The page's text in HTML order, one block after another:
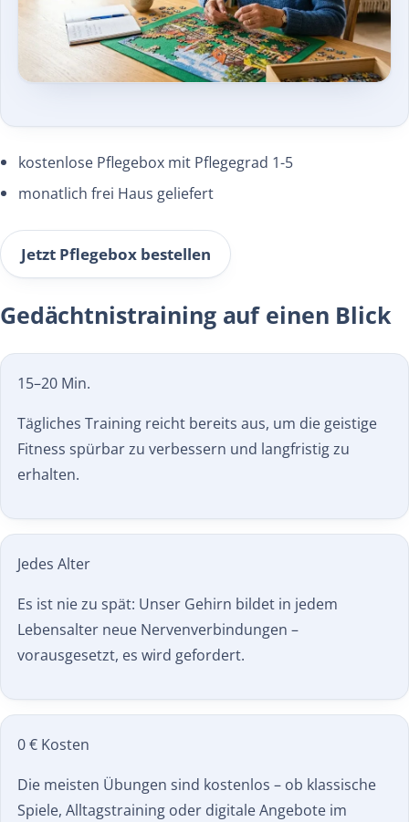
kostenlose Pflegebox mit Pflegegrad 1-5
monatlich frei Haus geliefert
Jetzt Pflegebox bestellen
Gedächtnistraining auf einen Blick
15–20 Min.
Tägliches Training reicht bereits aus, um die geistige
Fitness spürbar zu verbessern und langfristig zu
erhalten.
Jedes Alter
Es ist nie zu spät: Unser Gehirn bildet in jedem
Lebensalter neue Nervenverbindungen –
vorausgesetzt, es wird gefordert.
0 € Kosten
Die meisten Übungen sind kostenlos – ob klassische
Spiele, Alltagstraining oder digitale Angebote im